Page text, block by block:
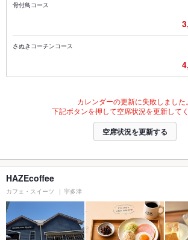
骨付鳥コース
さぬきコーチンコース
カレンダーの更新に失敗しました。
下記ボタンを押して空席状況を更新してく
空席状況を更新する
HAZEcoffee
カフェ・スイーツ 宇多津